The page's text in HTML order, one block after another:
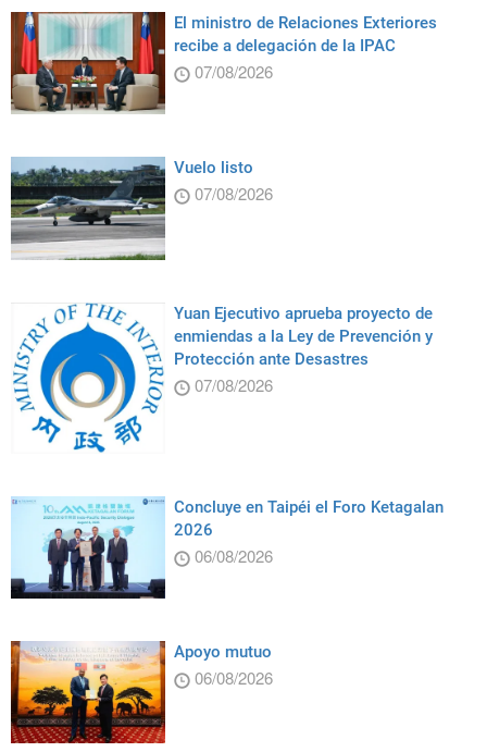
El ministro de Relaciones Exteriores
recibe a delegación de la IPAC
07/08/2026
Vuelo listo
07/08/2026
Yuan Ejecutivo aprueba proyecto de
enmiendas a la Ley de Prevención y
Protección ante Desastres
07/08/2026
Concluye en Taipéi el Foro Ketagalan
2026
06/08/2026
Apoyo mutuo
06/08/2026